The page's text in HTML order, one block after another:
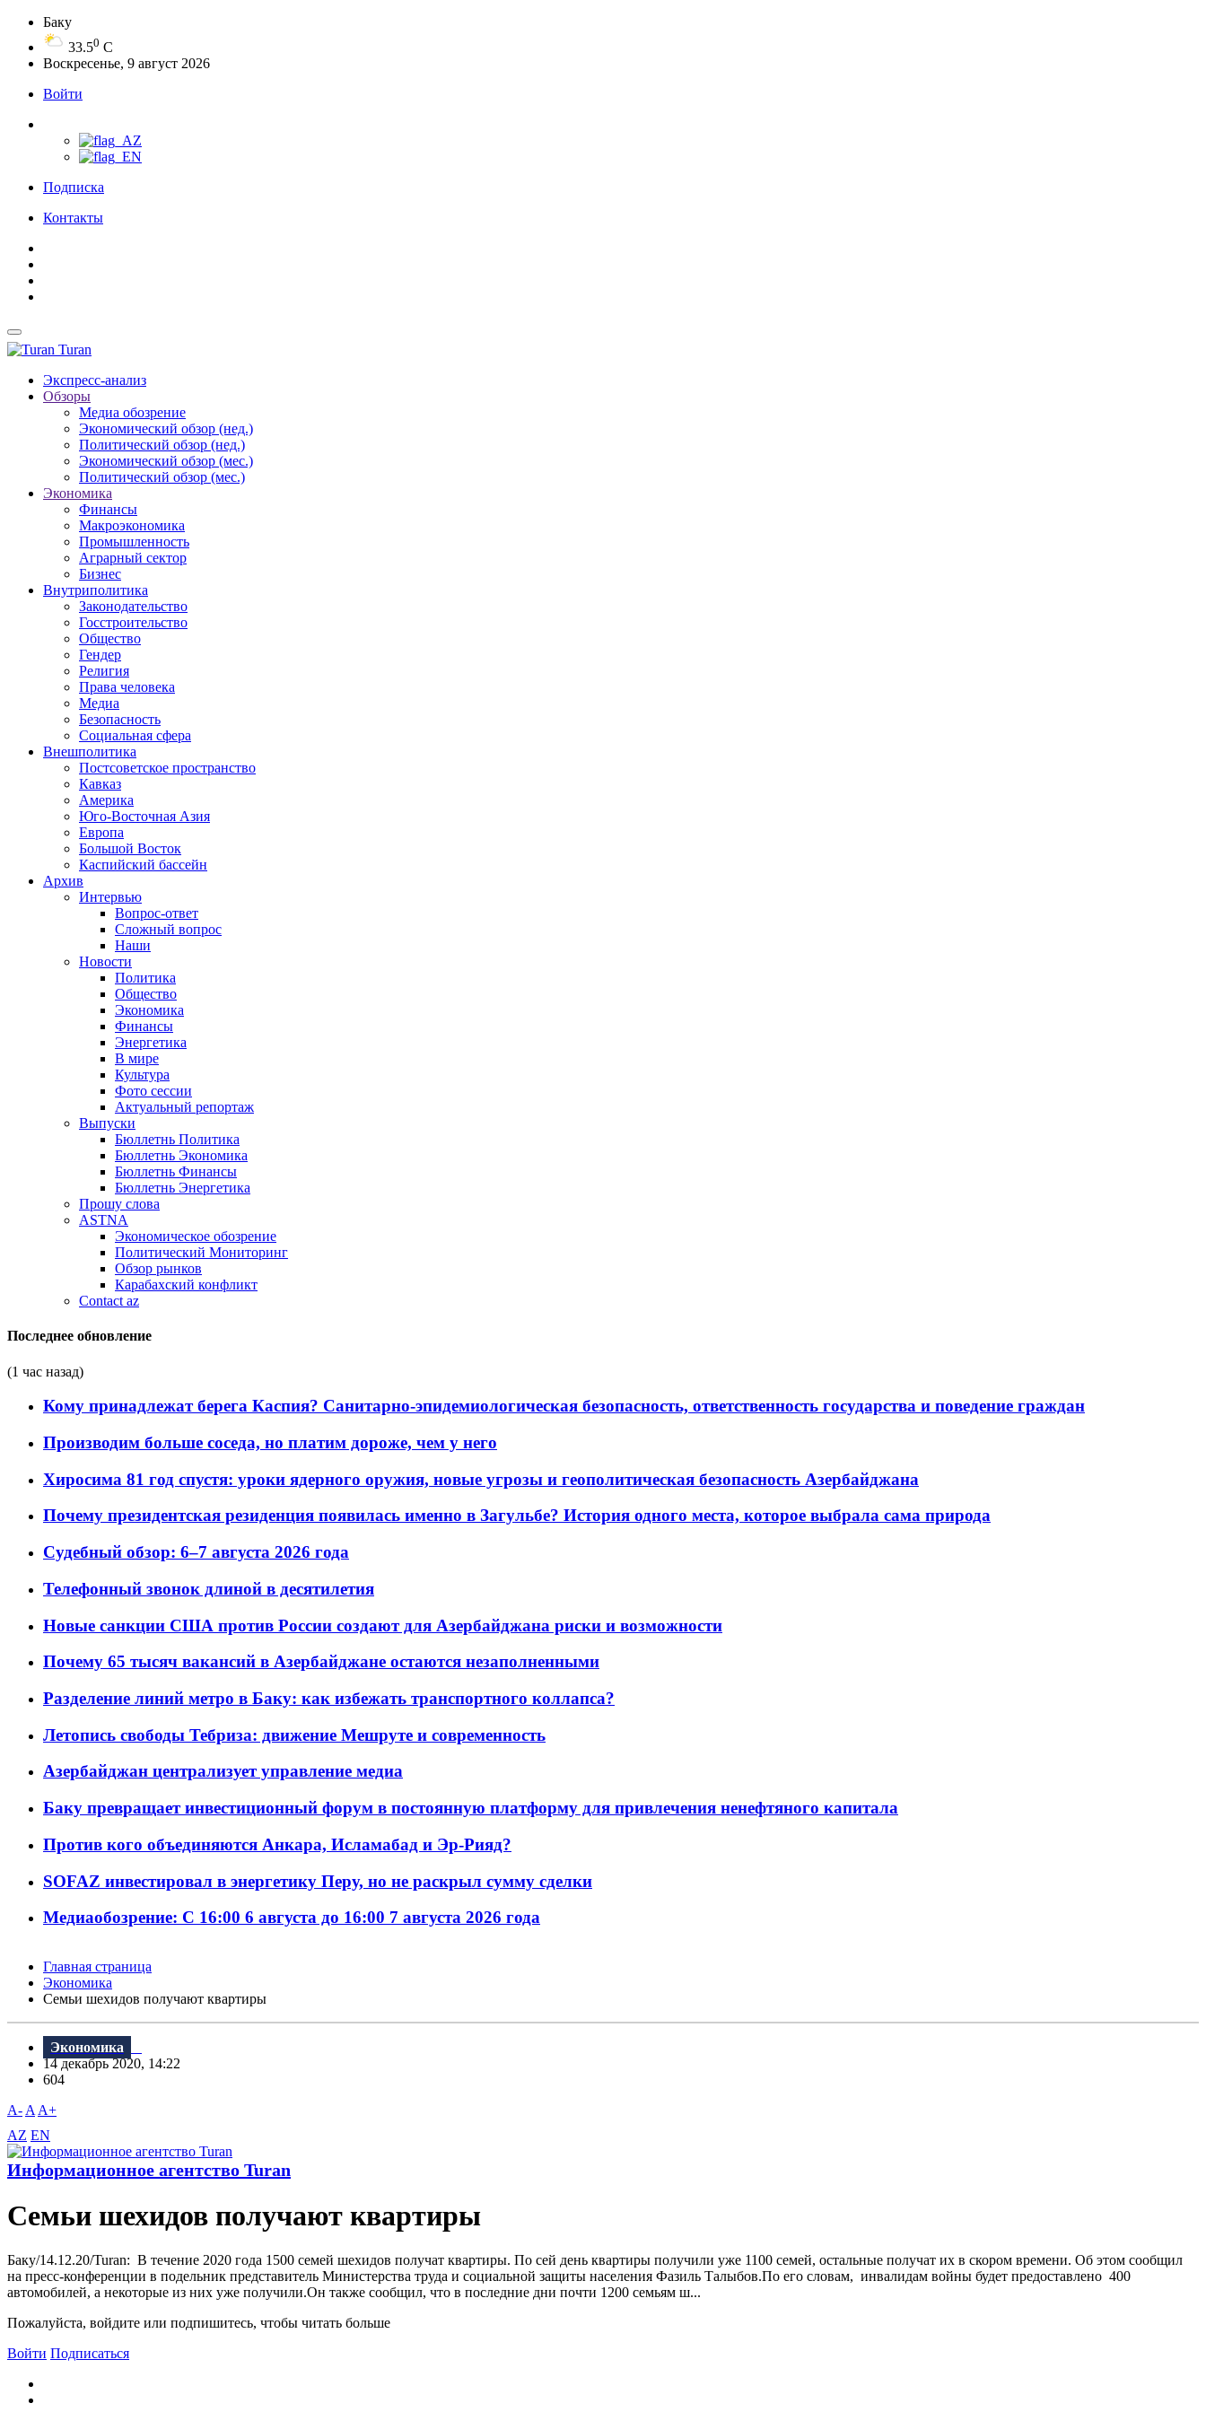
Баку
33.50 C
Воскресенье, 9 август 2026
Войти
Подписка
Контакты
Turan
Экспресс-анализ
Обзоры
Медиа обозрение
Экономический обзор (нед.)
Политический обзор (нед.)
Экономический обзор (мес.)
Политический обзор (мес.)
Экономика
Финансы
Макроэкономика
Промышленность
Аграрный сектор
Бизнес
Внутриполитика
Законодательство
Госстроительство
Общество
Гендер
Религия
Права человека
Медиа
Безопасность
Социальная сфера
Внешполитика
Постсоветское пространство
Кавказ
Америка
Юго-Восточная Азия
Европа
Большой Восток
Каспийский бассейн
Архив
Интервью
Вопрос-ответ
Сложный вопрос
Наши
Новости
Политика
Общество
Экономика
Финансы
Энергетика
В мире
Культура
Фото сессии
Актуальный репортаж
Выпуски
Бюллетнь Политика
Бюллетнь Экономика
Бюллетнь Финансы
Бюллетнь Энергетика
Прошу слова
ASTNA
Экономическое обозрение
Политический Мониторинг
Обзор рынков
Карабахский конфликт
Contact az
Последнее обновление
(1 час назад)
Кому принадлежат берега Каспия? Санитарно-эпидемиологическая безопасность, ответственность государства и поведение граждан
Производим больше соседа, но платим дороже, чем у него
Хиросима 81 год спустя: уроки ядерного оружия, новые угрозы и геополитическая безопасность Азербайджана
Почему президентская резиденция появилась именно в Загульбе? История одного места, которое выбрала сама природа
Судебный обзор: 6–7 августа 2026 года
Телефонный звонок длиной в десятилетия
Новые санкции США против России создают для Азербайджана риски и возможности
Почему 65 тысяч вакансий в Азербайджане остаются незаполненными
Разделение линий метро в Баку: как избежать транспортного коллапса?
Летопись свободы Тебриза: движение Мешруте и современность
Азербайджан централизует управление медиа
Баку превращает инвестиционный форум в постоянную платформу для привлечения ненефтяного капитала
Против кого объединяются Анкара, Исламабад и Эр-Рияд?
SOFAZ инвестировал в энергетику Перу, но не раскрыл сумму сделки
Медиаобозрение: С 16:00 6 августа до 16:00 7 августа 2026 года
Главная страница
Экономика
Семьи шехидов получают квартиры
Экономика
14 декабрь 2020, 14:22
604
A- A A+
AZ EN
Информационное агентство Turan
Семьи шехидов получают квартиры
Баку/14.12.20/Turan: В течение 2020 года 1500 семей шехидов получат квартиры. По сей день квартиры получили уже 1100 семей, остальные получат их в скором времени. Об этом сообщил
на пресс-конференции в подельник представитель Министерства труда и социальной защиты населения Фазиль Талыбов.По его словам, инвалидам войны будет предоставлено 400
автомобилей, а некоторые из них уже получили.Он также сообщил, что в последние дни почти 1200 семьям ш...
Пожалуйста, войдите или подпишитесь, чтобы читать больше
Войти Подписаться